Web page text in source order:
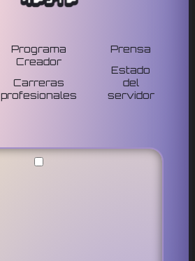
Programa
Creador
Carreras
profesionales
Prensa
Estado
del
servidor